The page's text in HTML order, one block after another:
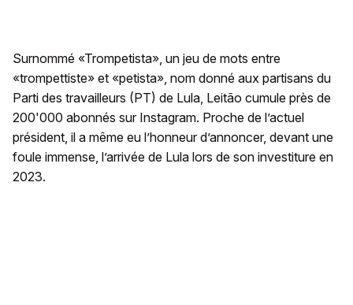
Surnommé «Trompetista», un jeu de mots entre
«trompettiste» et «petista», nom donné aux partisans du
Parti des travailleurs (PT) de Lula, Leitão cumule près de
200'000 abonnés sur Instagram. Proche de l’actuel
président, il a même eu l’honneur d’annoncer, devant une
foule immense, l’arrivée de Lula lors de son investiture en
2023.